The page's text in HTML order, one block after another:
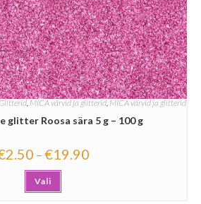
Glitterid, MICA värvid ja glitterid, MICA värvid ja glitterid
glitter Roosa sära 5 g – 100 g
2.50 –€19.90
Vali